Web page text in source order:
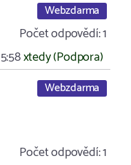
Webzdarma
Počet odpovědí:1
xtedy (Podpora)
Webzdarma
Počet odpovědí:1